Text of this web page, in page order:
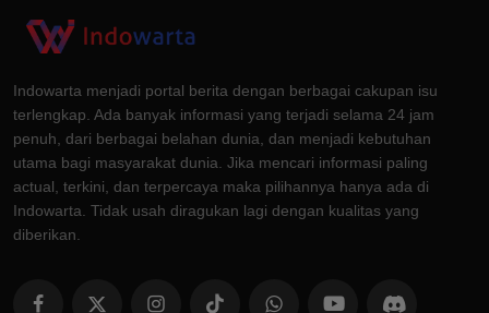
Indowarta menjadi portal berita dengan berbagai cakupan isu
terlengkap. Ada banyak informasi yang terjadi selama 24 jam
penuh, dari berbagai belahan dunia, dan menjadi kebutuhan
utama bagi masyarakat dunia. Jika mencari informasi paling
actual, terkini, dan terpercaya maka pilihannya hanya ada di
Indowarta. Tidak usah diragukan lagi dengan kualitas yang
diberikan.